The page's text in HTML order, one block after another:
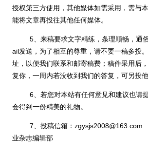
授权第三方使用，其他媒体如需采用，需与
能将文章再投往其他任何媒体。
5、来稿要求文字精练，条理顺畅，通俗
ail发送，为了相互的尊重，请不要一稿多投
址，以便我们联系和邮寄稿费；稿件采用后
复你，一周内若没收到我们的答复，可另投
6、若您对本站有任何意见和建议也请提
会得到一份精美的礼物。
7、投稿信箱： zgysjs2008@163.com
业杂志编辑部